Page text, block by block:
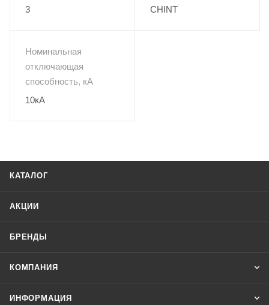
3
CHINT
Номинальная
отключающая
способность, кА
10кА
КАТАЛОГ
АКЦИИ
БРЕНДЫ
КОМПАНИЯ
ИНФОРМАЦИЯ